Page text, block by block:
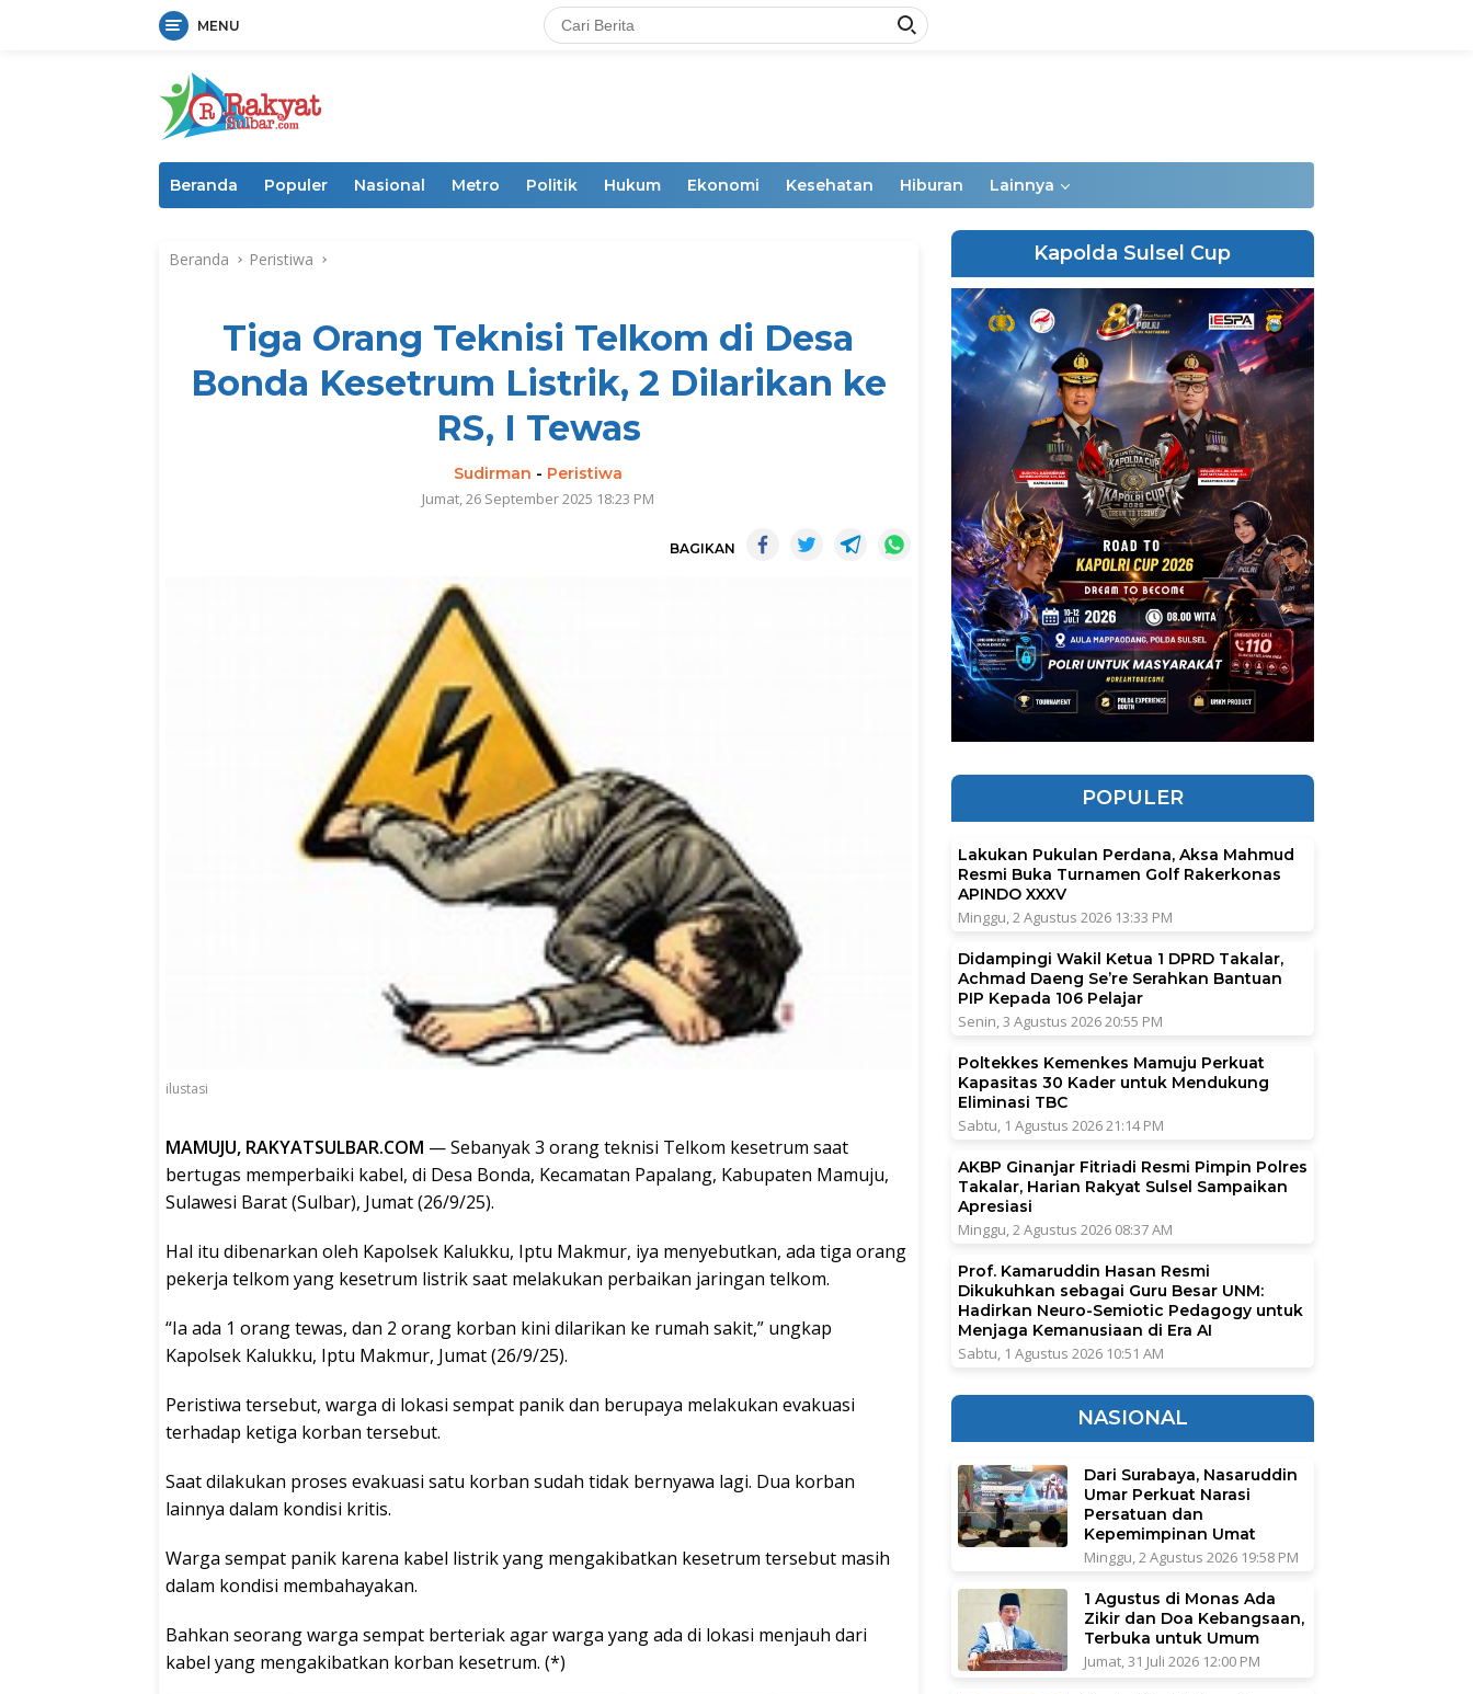
MENU
Beranda Populer Nasional Metro Politik Hukum Ekonomi Kesehatan Hiburan Lainnya
Beranda Peristiwa
Tiga Orang Teknisi Telkom di Desa
Bonda Kesetrum Listrik, 2 Dilarikan ke
RS, I Tewas
Sudirman - Peristiwa
Jumat, 26 September 2025 18:23 PM
BAGIKAN
ilustasi
MAMUJU, RAKYATSULBAR.COM — Sebanyak 3 orang teknisi Telkom kesetrum saat
bertugas memperbaiki kabel, di Desa Bonda, Kecamatan Papalang, Kabupaten Mamuju,
Sulawesi Barat (Sulbar), Jumat (26/9/25).
Hal itu dibenarkan oleh Kapolsek Kalukku, Iptu Makmur, iya menyebutkan, ada tiga orang
pekerja telkom yang kesetrum listrik saat melakukan perbaikan jaringan telkom.
“Ia ada 1 orang tewas, dan 2 orang korban kini dilarikan ke rumah sakit,” ungkap
Kapolsek Kalukku, Iptu Makmur, Jumat (26/9/25).
Peristiwa tersebut, warga di lokasi sempat panik dan berupaya melakukan evakuasi
terhadap ketiga korban tersebut.
Saat dilakukan proses evakuasi satu korban sudah tidak bernyawa lagi. Dua korban
lainnya dalam kondisi kritis.
Warga sempat panik karena kabel listrik yang mengakibatkan kesetrum tersebut masih
dalam kondisi membahayakan.
Bahkan seorang warga sempat berteriak agar warga yang ada di lokasi menjauh dari
kabel yang mengakibatkan korban kesetrum. (*)
Kapolda Sulsel Cup
POPULER
Lakukan Pukulan Perdana, Aksa Mahmud
Resmi Buka Turnamen Golf Rakerkonas
APINDO XXXV
Minggu, 2 Agustus 2026 13:33 PM
Didampingi Wakil Ketua 1 DPRD Takalar,
Achmad Daeng Se’re Serahkan Bantuan
PIP Kepada 106 Pelajar
Senin, 3 Agustus 2026 20:55 PM
Poltekkes Kemenkes Mamuju Perkuat
Kapasitas 30 Kader untuk Mendukung
Eliminasi TBC
Sabtu, 1 Agustus 2026 21:14 PM
AKBP Ginanjar Fitriadi Resmi Pimpin Polres
Takalar, Harian Rakyat Sulsel Sampaikan
Apresiasi
Minggu, 2 Agustus 2026 08:37 AM
Prof. Kamaruddin Hasan Resmi
Dikukuhkan sebagai Guru Besar UNM:
Hadirkan Neuro-Semiotic Pedagogy untuk
Menjaga Kemanusiaan di Era AI
Sabtu, 1 Agustus 2026 10:51 AM
NASIONAL
Dari Surabaya, Nasaruddin
Umar Perkuat Narasi
Persatuan dan
Kepemimpinan Umat
Minggu, 2 Agustus 2026 19:58 PM
1 Agustus di Monas Ada
Zikir dan Doa Kebangsaan,
Terbuka untuk Umum
Jumat, 31 Juli 2026 12:00 PM